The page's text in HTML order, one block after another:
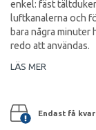
enkel: fäst
luftkanalerna och
bara några
redo att användas.
LÄS MER
Endast få